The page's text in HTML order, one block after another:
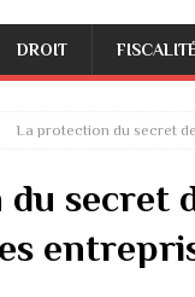
DROIT
La protection du secret
secret